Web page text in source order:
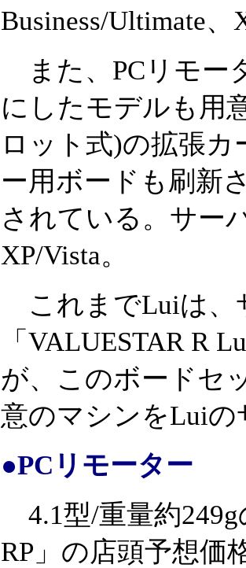
Business/Ultimate
また、PCリモー
にしたモデルも用
ロット式)の拡張
ー用ボードも刷新
されている。サー
XP/Vista。
これまでLuiは、
「VALUESTAR R
が、このボードセ
意のマシンをLui
●PCリモーター
4.1型/重量約
RP」の店頭予想価